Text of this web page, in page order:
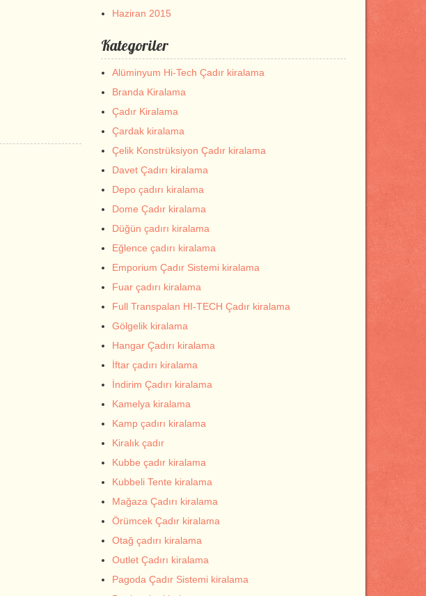
Haziran 2015
Kategoriler
Alüminyum Hi-Tech Çadır kiralama
Branda Kiralama
Çadır Kiralama
Çardak kiralama
Çelik Konstrüksiyon Çadır kiralama
Davet Çadırı kiralama
Depo çadırı kiralama
Dome Çadır kiralama
Düğün çadırı kiralama
Eğlence çadırı kiralama
Emporium Çadır Sistemi kiralama
Fuar çadırı kiralama
Full Transpalan HI-TECH Çadır kiralama
Gölgelik kiralama
Hangar Çadırı kiralama
İftar çadırı kiralama
İndirim Çadırı kiralama
Kamelya kiralama
Kamp çadırı kiralama
Kiralık çadır
Kubbe çadır kiralama
Kubbeli Tente kiralama
Mağaza Çadırı kiralama
Örümcek Çadır kiralama
Otağ çadırı kiralama
Outlet Çadırı kiralama
Pagoda Çadır Sistemi kiralama